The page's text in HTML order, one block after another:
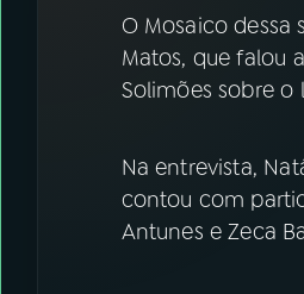
FESTIVAL DE MÚSICA
ACOMPANHE A RÁDIO NACIONAL
Instagram X
O Mosaico
Matos, que falou
Solimões sobre
Na entrevista,
contou com
Antunes e Zeca